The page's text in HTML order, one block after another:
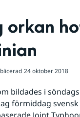
orkan
24 oktober 2018
bildades i
förmiddag